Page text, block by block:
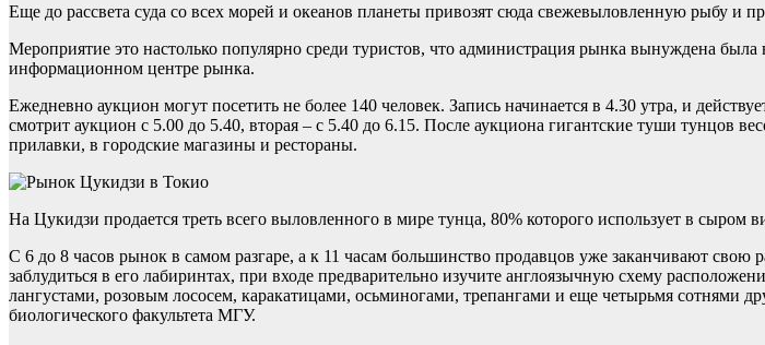
Еще до рассвета суда со всех морей и океанов планеты привозят сюда свежевыловленную рыбу и
Мероприятие это настолько популярно среди туристов, что администрация рынка вынуждена
информационном центре рынка.
Ежедневно аукцион могут посетить не более 140 человек. Запись начинается в 4.30 утра, и
смотрит аукцион с 5.00 до 5.40, вторая – с 5.40 до 6.15. После аукциона гигантские туши тунцов
прилавки, в городские магазины и рестораны.
На Цукидзи продается треть всего выловленного в мире тунца, 80% которого использует в сыром
С 6 до 8 часов рынок в самом разгаре, а к 11 часам большинство продавцов уже заканчивают
заблудиться в его лабиринтах, при входе предварительно изучите англоязычную схему
лангустами, розовым лососем, каракатицами, осьминогами, трепангами и еще четырьмя сотнями
биологического факультета МГУ.